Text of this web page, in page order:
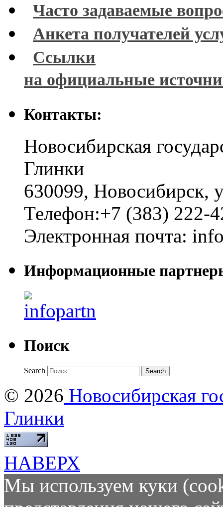
Часто задаваемые
Анкета получателей
Ссылки
на официальные
Контакты:
Новосибирская
Глинки
630099, Новосибирск,
Телефон:+7 (383) 222-
Электронная почта:
Информационные
Поиск
Search
© 2026 Новосибирская
Глинки
НАВЕРХ
Мы используем куки